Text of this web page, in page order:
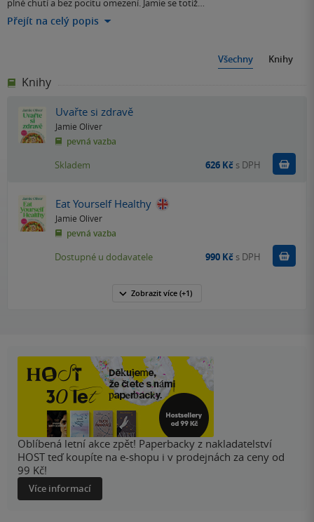
plné chutí a bez pocitu omezení. Jamie se totiž…
Přejít na celý popis
Všechny Knihy
Knihy
Uvařte si zdravě
Jamie Oliver
pevná vazba
Skladem 626 Kč s DPH
Eat Yourself Healthy
Jamie Oliver
pevná vazba
Dostupné u dodavatele 990 Kč s DPH
Zobrazit více (+1)
Oblíbená letní akce zpět! Paperbacky z nakladatelství
HOST teď koupíte na e-shopu i v prodejnách za ceny od
99 Kč!
Více informací